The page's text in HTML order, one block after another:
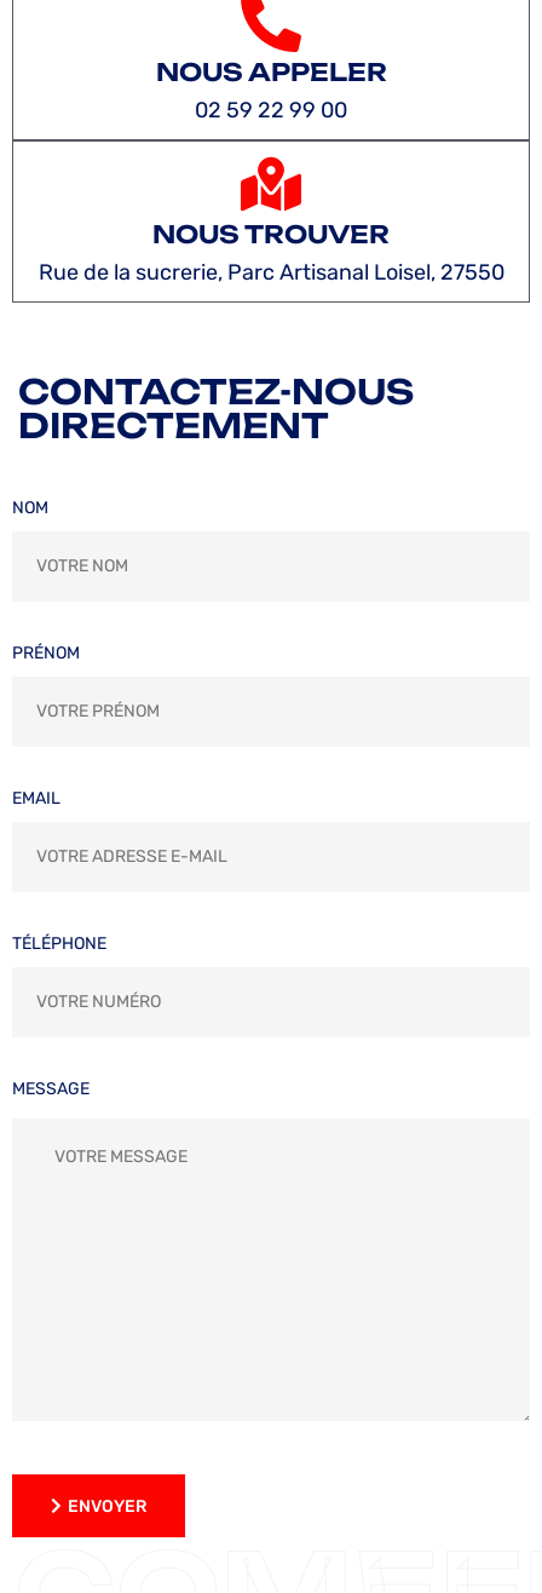
NOUS APPELER
02 59 22 99 00
NOUS TROUVER
Rue de la sucrerie, Parc Artisanal Loisel, 27550
CONTACTEZ-NOUS
DIRECTEMENT
NOM
PRÉNOM
EMAIL
TÉLÉPHONE
MESSAGE
ENVOYER